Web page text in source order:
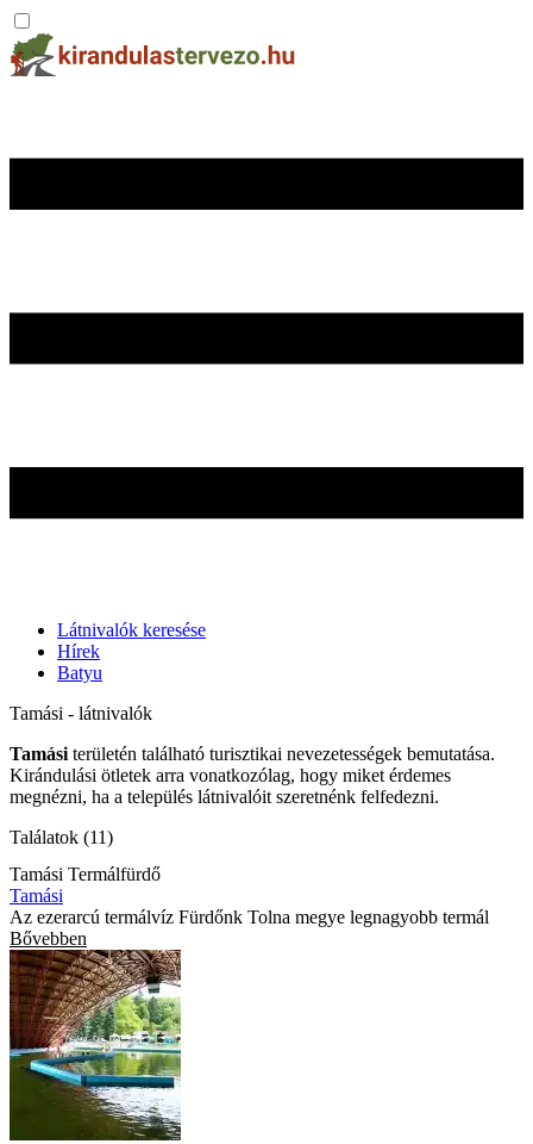
Látnivalók keresése
Hírek
Batyu
Tamási - látnivalók
Tamási területén található turisztikai nevezetességek bemutatása.
Kirándulási ötletek arra vonatkozólag, hogy miket érdemes
megnézni, ha a település látnivalóit szeretnénk felfedezni.
Találatok (11)
Tamási Termálfürdő
Tamási
Az ezerarcú termálvíz Fürdőnk Tolna megye legnagyobb termál
Bővebben